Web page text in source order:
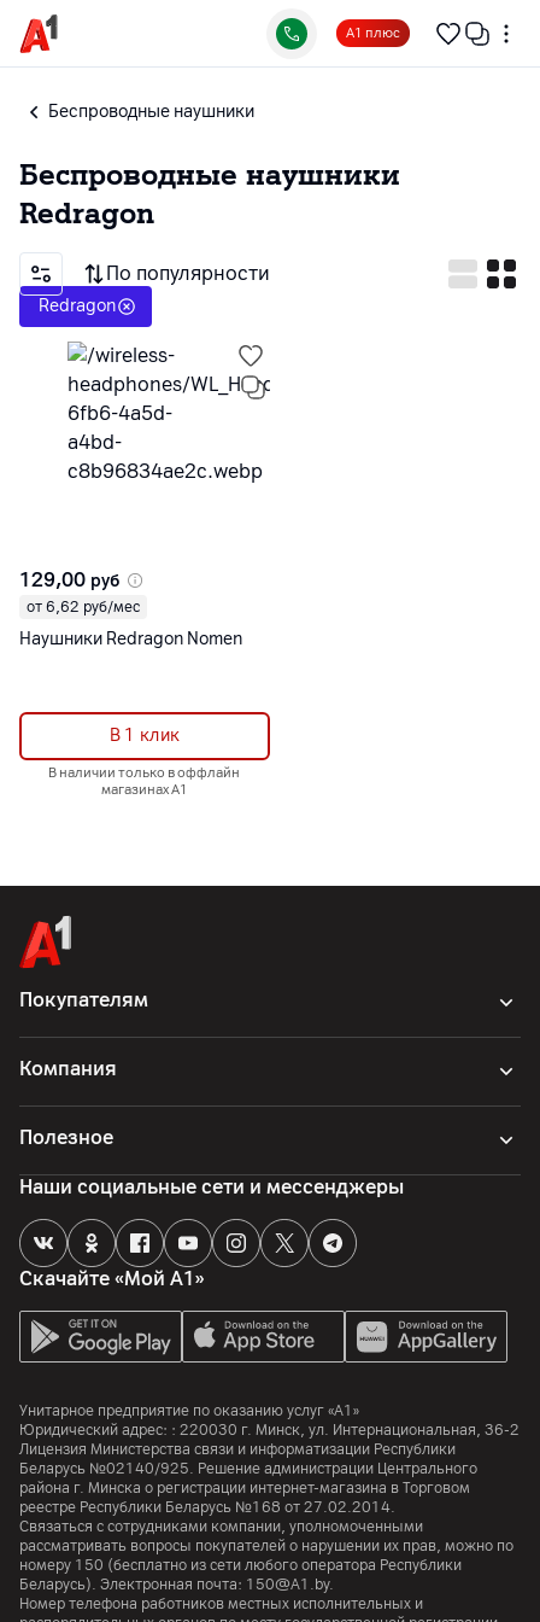
А1 плюс
Беспроводные наушники
Беспроводные наушники
Redragon
По популярности
Redragon
129,00 руб
от 6,62 руб/мес
Наушники Redragon Nomen
В 1 клик
В наличии только в оффлайн
магазинах А1
Покупателям
Компания
Полезное
Скачайте «Мой А1»
Наши социальные сети и мессенджеры
Унитарное предприятие по оказанию услуг «А1»
Юридический адрес: : 220030 г. Минск, ул. Интернациональная, 36-2
Лицензия Министерства связи и информатизации Республики
Беларусь №02140/925. Решение администрации Центрального
района г. Минска о регистрации интернет-магазина в Торговом
реестре Республики Беларусь №168 от 27.02.2014.
Связаться с сотрудниками компании, уполномоченными
рассматривать вопросы покупателей о нарушении их прав, можно по
номеру 150 (бесплатно из сети любого оператора Республики
Беларусь). Электронная почта: 150@A1.by.
Номер телефона работников местных исполнительных и